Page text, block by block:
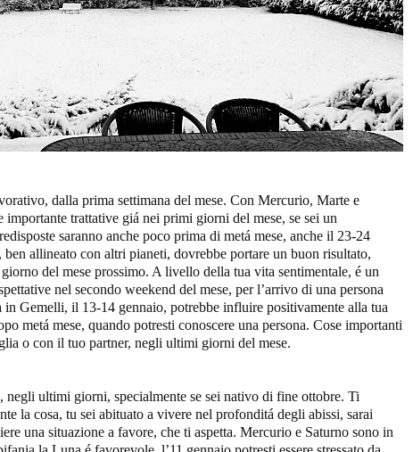
dalla prima settimana del mese. Con Mercurio, Marte e
importante trattative giá nei primi giorni del mese, se sei un
saranno anche poco prima di metá mese, anche il 23-24
allineato con altri pianeti, dovrebbe portare un buon risultato,
del mese prossimo. A livello della tua vita sentimentale, é un
nel secondo weekend del mese, per l’arrivo di una persona
Gemelli, il 13-14 gennaio, potrebbe influire positivamente alla tua
metá mese, quando potresti conoscere una persona. Cose importanti
o con il tuo partner, negli ultimi giorni del mese.
ultimi giorni, specialmente se sei nativo di fine ottobre. Ti
la cosa, tu sei abituato a vivere nel profonditá degli abissi, sarai
una situazione a favore, che ti aspetta. Mercurio e Saturno sono in